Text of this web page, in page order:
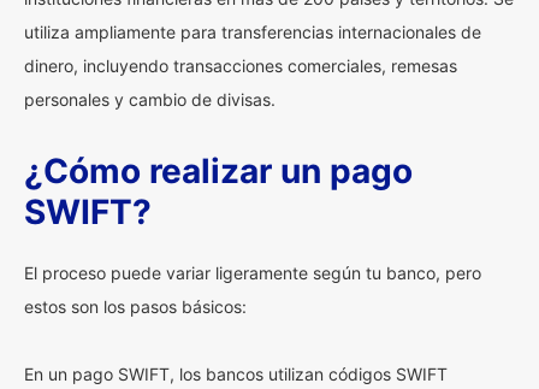
utiliza ampliamente para transferencias internacionales de
dinero, incluyendo transacciones comerciales, remesas
personales y cambio de divisas.
¿Cómo realizar un pago
SWIFT?
El proceso puede variar ligeramente según tu banco, pero
estos son los pasos básicos:
En un pago SWIFT, los bancos utilizan códigos SWIFT